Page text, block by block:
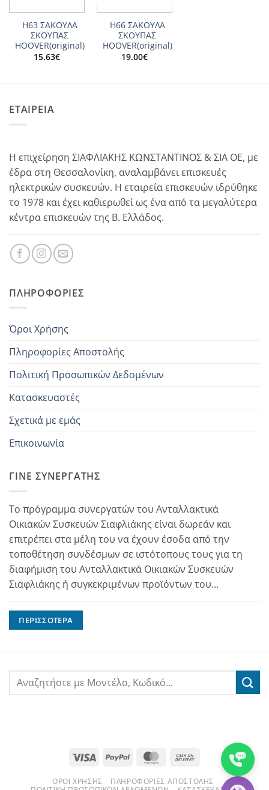
Η63 ΣΑΚΟΥΛΑ
ΣΚΟΥΠΑΣ
HOOVER(original)
15.63€
Η66 ΣΑΚΟΥΛΑ
ΣΚΟΥΠΑΣ
HOOVER(original)
19.00€
ΕΤΑΙΡΕΙΑ
Η επιχείρηση ΣΙΑΦΛΙΑΚΗΣ ΚΩΝΣΤΑΝΤΙΝΟΣ & ΣΙΑ ΟΕ, με
έδρα στη Θεσσαλονίκη, αναλαμβάνει επισκευές
ηλεκτρικών συσκευών. Η εταιρεία επισκευών ιδρύθηκε
το 1978 και έχει καθιερωθεί ως ένα από τα μεγαλύτερα
κέντρα επισκευών της Β. Ελλάδος.
ΠΛΗΡΟΦΟΡΊΕΣ
Όροι Χρήσης
Πληροφορίες Αποστολής
Πολιτική Προσωπικών Δεδομένων
Κατασκευαστές
Σχετικά με εμάς
Επικοινωνία
ΓΊΝΕ ΣΥΝΕΡΓΆΤΗΣ
Το πρόγραμμα συνεργατών του Ανταλλακτικά
Οικιακών Συσκευών Σιαφλιάκης είναι δωρεάν και
επιτρέπει στα μέλη του να έχουν έσοδα από την
τοποθέτηση συνδέσμων σε ιστότοπους τους για τη
διαφήμιση του Ανταλλακτικά Οικιακών Συσκευών
Σιαφλιάκης ή συγκεκριμένων προϊόντων του...
ΠΕΡΙΣΣΌΤΕΡΑ
Visa PayPal MasterCard
Delivery
ΌΡΟΙ ΧΡΉΣΗΣ
ΠΛΗΡΟΦΟΡΊΕΣ ΑΠΟΣΤΟΛΉΣ